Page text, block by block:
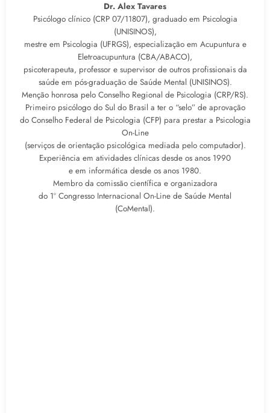
Dr. Alex Tavares
Psicólogo clínico (CRP 07/11807), graduado em Psicologia
(UNISINOS),
mestre em Psicologia (UFRGS), especialização em Acupuntura e
Eletroacupuntura (CBA/ABACO),
psicoterapeuta, professor e supervisor de outros profissionais da
saúde em pós-graduação de Saúde Mental (UNISINOS).
Menção honrosa pelo Conselho Regional de Psicologia (CRP/RS).
Primeiro psicólogo do Sul do Brasil a ter o “selo” de aprovação
do Conselho Federal de Psicologia (CFP) para prestar a Psicologia
On-Line
(serviços de orientação psicológica mediada pelo computador).
Experiência em atividades clínicas desde os anos 1990
e em informática desde os anos 1980.
Membro da comissão científica e organizadora
do 1º Congresso Internacional On-Line de Saúde Mental
(CoMental).